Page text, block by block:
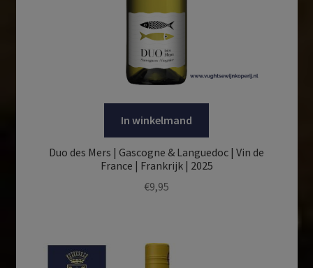
In winkelmand
Duo des Mers | Gascogne & Languedoc | Vin de
France | Frankrijk | 2025
€9,95